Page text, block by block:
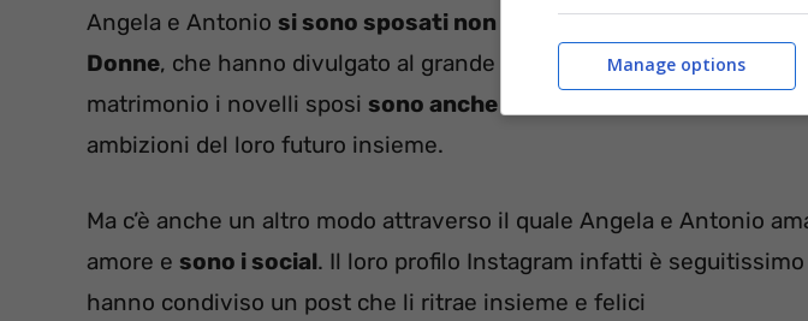
Angela e Antonio si sono sposati non senza la presenza delle
Donne, che hanno divulgato al grande pubblico, questi momenti
matrimonio i novelli sposi sono anche tornati in studio
ambizioni del loro futuro insieme.
Ma c’è anche un altro modo attraverso il quale Angela e Antonio
amore e sono i social. Il loro profilo Instagram infatti è
hanno condiviso un post che li ritrae insieme e felici
Manage options